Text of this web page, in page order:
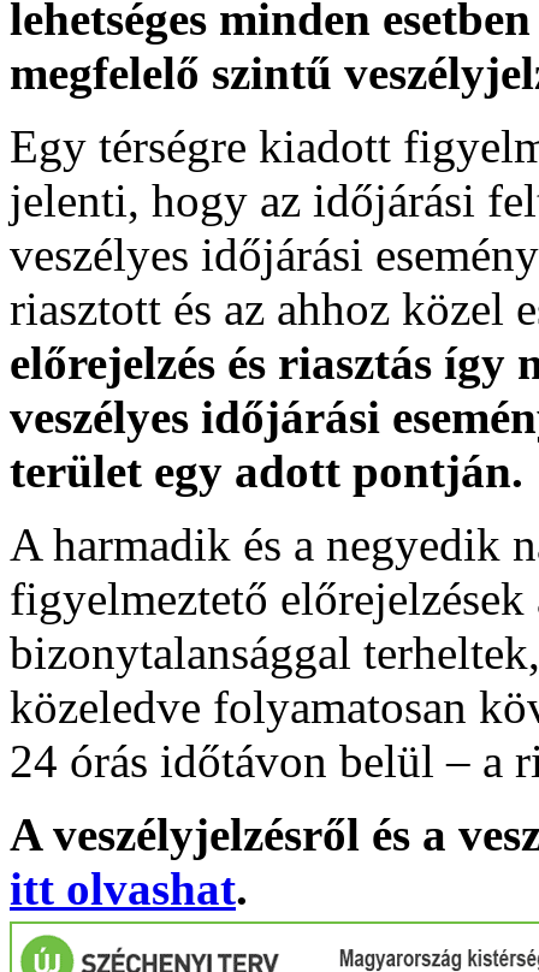
lehetséges minden
megfelelő szintű
Egy térségre kiadott
jelenti, hogy az időjárási
veszélyes időjárási
riasztott és az ahhoz közel
előrejelzés és riasztás
veszélyes időjárási
terület egy adott pontján.
A harmadik és a negyedik
figyelmeztető
bizonytalansággal
közeledve folyamatosan
24 órás időtávon belül – a
A veszélyjelzésről és a
itt olvashat.